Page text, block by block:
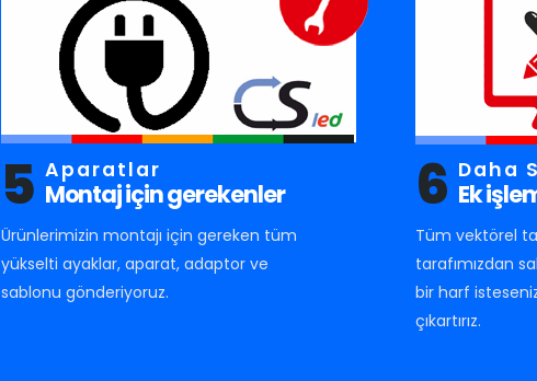
5 Aparatlar
Montaj için gerekenler
Ürünlerimizin montajı için gereken tüm
yükselti ayaklar, aparat, adaptor ve
sablonu gönderiyoruz.
6 Daha
Ek
Tüm vektörel
tarafımızdan
bir harf
çıkartırız.